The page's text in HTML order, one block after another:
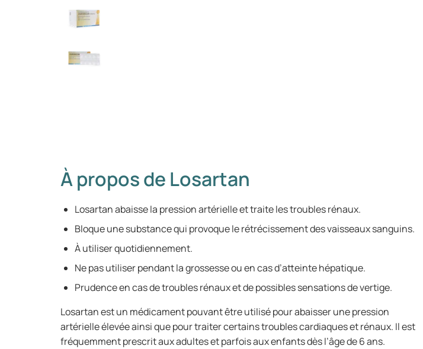
À propos de Losartan
Losartan abaisse la pression artérielle et traite les troubles rénaux.
Bloque une substance qui provoque le rétrécissement des vaisseaux sanguins.
À utiliser quotidiennement.
Ne pas utiliser pendant la grossesse ou en cas d’atteinte hépatique.
Prudence en cas de troubles rénaux et de possibles sensations de vertige.
Losartan est un médicament pouvant être utilisé pour abaisser une pression
artérielle élevée ainsi que pour traiter certains troubles cardiaques et rénaux. Il est
fréquemment prescrit aux adultes et parfois aux enfants dès l’âge de 6 ans.